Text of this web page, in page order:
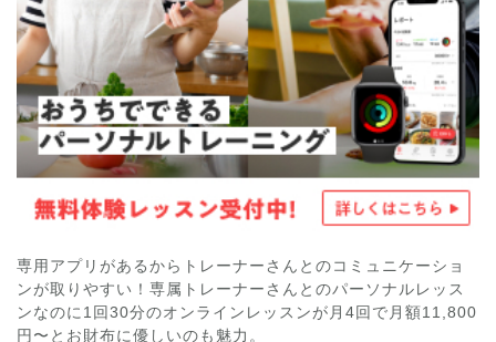
専用アプリがあるからトレーナーさんとのコミュニケーショ
ンが取りやすい！専属トレーナーさんとのパーソナルレッス
ンなのに1回30分のオンラインレッスンが月4回で月額11,800
円〜とお財布に優しいのも魅力。